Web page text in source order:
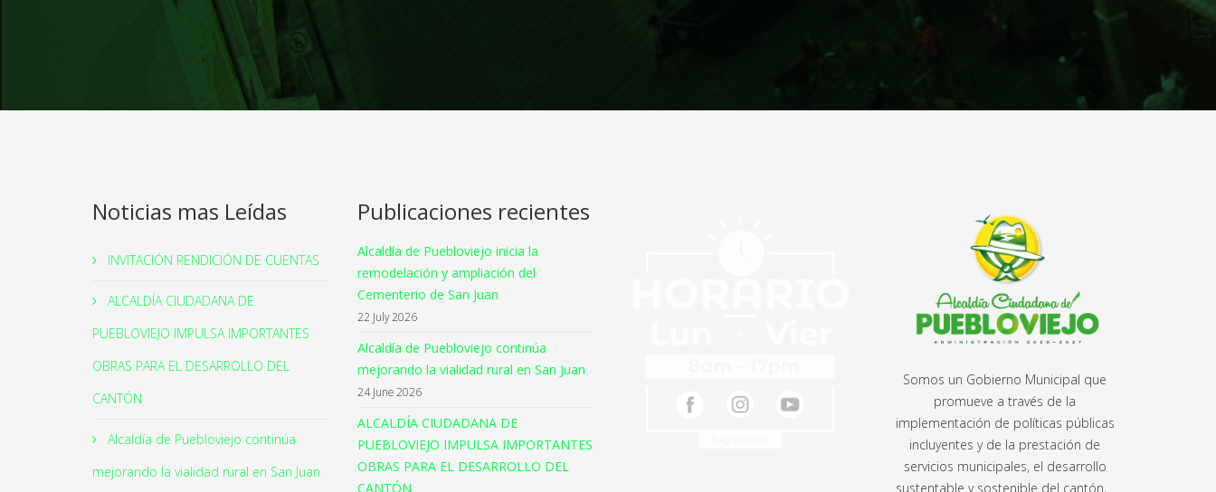
Noticias mas Leídas
INVITACIÓN RENDICIÓN DE CUENTAS
ALCALDÍA CIUDADANA DE
PUEBLOVIEJO IMPULSA IMPORTANTES
OBRAS PARA EL DESARROLLO DEL
CANTÓN
Alcaldía de Puebloviejo continúa
mejorando la vialidad rural en San Juan
Publicaciones recientes
Alcaldía de Puebloviejo inicia la
remodelación y ampliación del
Cementerio de San Juan
22 July 2026
Alcaldía de Puebloviejo continúa
mejorando la vialidad rural en San Juan
24 June 2026
ALCALDÍA CIUDADANA DE
PUEBLOVIEJO IMPULSA IMPORTANTES
OBRAS PARA EL DESARROLLO DEL
CANTÓN
Somos un Gobierno Municipal que
promueve a través de la
implementación de políticas públicas
incluyentes y de la prestación de
servicios municipales, el desarrollo
sustentable y sostenible del cantón,